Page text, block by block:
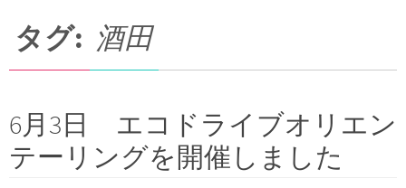
タグ: 酒田
6月3日 エコドライブオリエン
テーリングを開催しました